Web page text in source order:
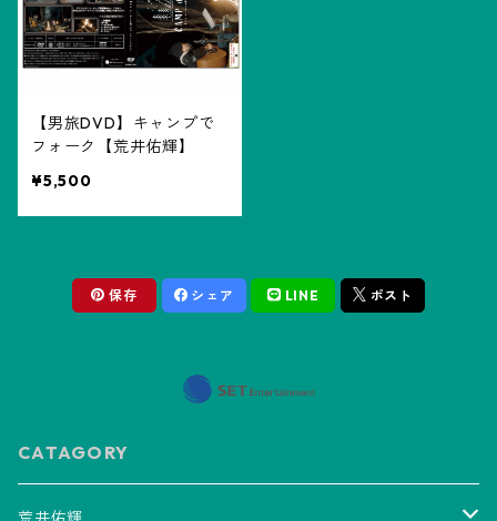
【男旅DVD】キャンプで
フォーク【荒井佑輝】
¥5,500
保存 シェア LINE ポスト
CATAGORY